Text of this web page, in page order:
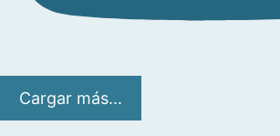
Cargar más...